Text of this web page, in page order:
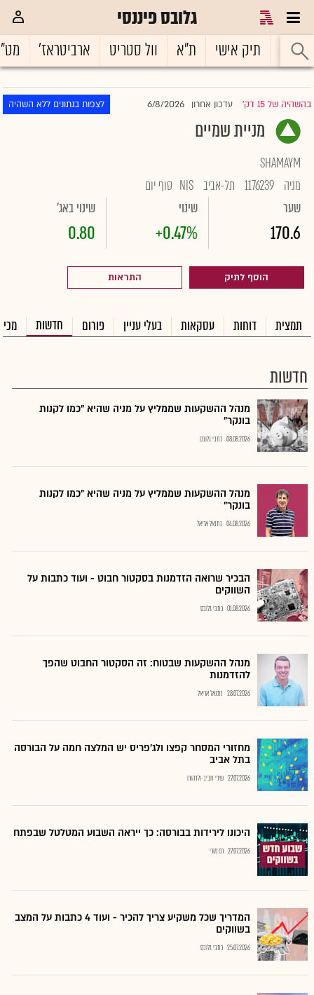
גלובס פיננסי
ראשי תיק אישי ת"א וול סטריט ארביטראז'
בהשהיה של 15 דק' |עדכון אחרון 6/8/2026 לצפות בנתונים ללא השהיה
מניית שמיים
SHAMAYM
מניה 1176239 תל-אביב NIS סוף יום
שער
170.6
שינוי
+0.47%
שינוי באג'
0.80
הוסף לתיק התראות
תמצית דוחות עסקאות בעלי עניין פורום חדשות
חדשות
מנהל ההשקעות שממליץ על מניה שהיא "כמו לקנות
בונקר"
08.08.2026 כתבי גלובס
מנהל ההשקעות שממליץ על מניה שהיא "כמו לקנות
בונקר"
04.08.2026 נתנאל אריאל
הבכיר שרואה הזדמנות בסקטור חבוט - ועוד כתבות על
השווקים
01.08.2026 כתבי גלובס
מנהל ההשקעות שבטוח: זה הסקטור החבוט שהפך
להזדמנות
28.07.2026 נתנאל אריאל
מחזורי המסחר קפצו ולג'פריס יש המלצה חמה על הבורסה
בתל אביב
27.07.2026 שירי חביב-ולדהורן
היכונו לירידות בבורסה: כך ייראה השבוע המטלטל שבפתח
27.07.2026 רם מורי
המדריך שכל משקיע צריך להכיר - ועוד 4 כתבות על המצב
בשווקים
25.07.2026 כתבי גלובס